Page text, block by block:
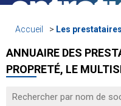
Accueil Les prestataires
ANNUAIRE DES
PROPRETÉ, LE